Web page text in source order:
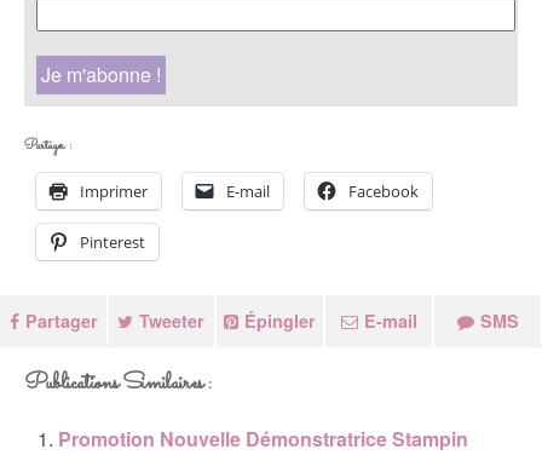
Partager :
Imprimer E-mail Facebook
Pinterest
Partager Tweeter Épingler E-mail SMS
Publications Similaires :
Promotion Nouvelle Démonstratrice Stampin